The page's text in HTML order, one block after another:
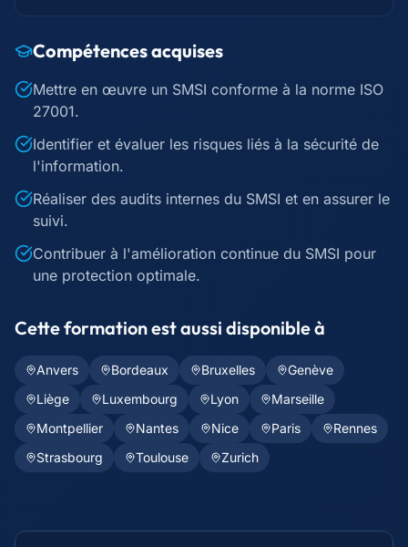
Compétences acquises
Mettre en œuvre un SMSI conforme à la norme ISO
27001.
Identifier et évaluer les risques liés à la sécurité de
l'information.
Réaliser des audits internes du SMSI et en assurer le
suivi.
Contribuer à l'amélioration continue du SMSI pour
une protection optimale.
Cette formation est aussi disponible à
Anvers Bordeaux Bruxelles
Genève
Liège
Luxembourg Lyon
Marseille
Montpellier
Nantes Nice Paris
Rennes
Strasbourg
Toulouse Zurich